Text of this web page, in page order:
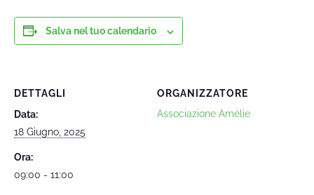
Salva nel tuo calendario
DETTAGLI
Data:
18 Giugno, 2025
Ora:
09:00 - 11:00
ORGANIZZATORE
Associazione Amélie